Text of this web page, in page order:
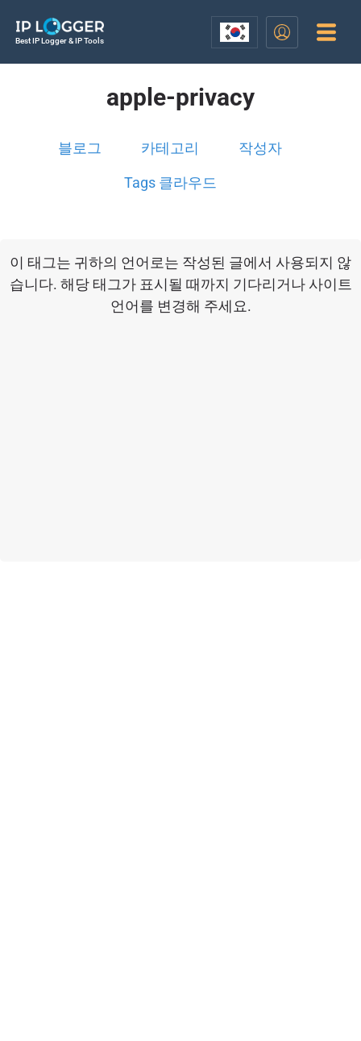
Best IP Logger & IP Tools
apple-privacy
블로그 카테고리 작성자
Tags 클라우드